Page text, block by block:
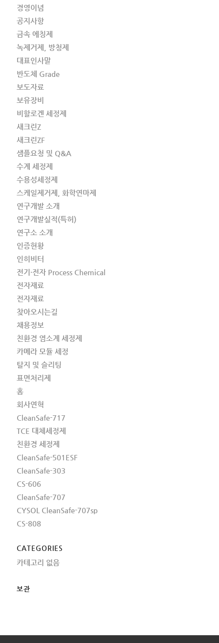
경영이념
공지사항
금속 에칭제
녹제거제, 방청제
대표인사말
반도체 Grade
보도자료
보유장비
비할로겐 세정제
새크린Z
새크린ZF
샘플요청 및 Q&A
수계 세정제
수용성세정제
스케일제거제, 화학연마제
연구개발 소개
연구개발실적(특허)
연구소 소개
인증현황
인히비터
전기·전자 Process Chemical
전자재료
전자재료
찾아오시는길
채용정보
친환경 염소계 세정제
카메라 모듈 세정
탈지 및 슬리팅
표면처리제
홈
회사연혁
CleanSafe-717
TCE 대체세정제
친환경 세정제
CleanSafe-501ESF
CleanSafe-303
CS-606
CleanSafe-707
CYSOL CleanSafe-707sp
CS-808
CATEGORIES
카테고리 없음
보관